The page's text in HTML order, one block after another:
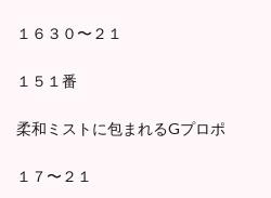
１６３０〜２１
１５１番
柔和ミストに包まれるGプロポ
１７〜２１